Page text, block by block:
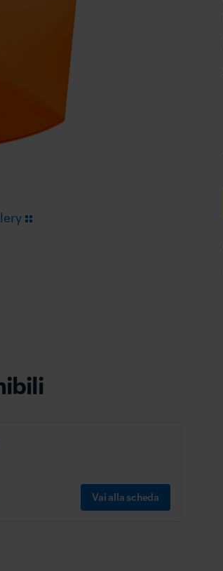
Arredo area reception
Vai alla scheda